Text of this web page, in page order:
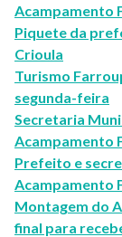
Acampamento
Piquete da
Crioula
Turismo
segunda-feira
Secretaria
Acampamento
Prefeito e
Acampamento
Montagem do
final para